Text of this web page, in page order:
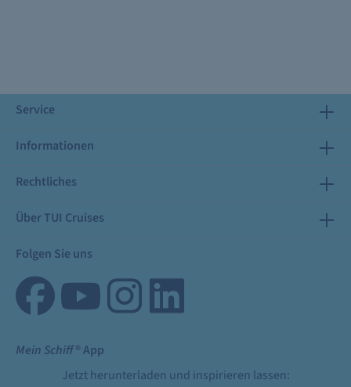
Service
Informationen
Rechtliches
Über TUI Cruises
Folgen Sie uns
Mein Schiff® App
Jetzt herunterladen und inspirieren lassen: